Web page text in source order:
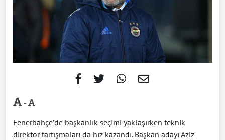
-
Fenerbahçe’de başkanlık seçimi yaklaşırken teknik
direktör tartışmaları da hız kazandı. Başkan adayı Aziz